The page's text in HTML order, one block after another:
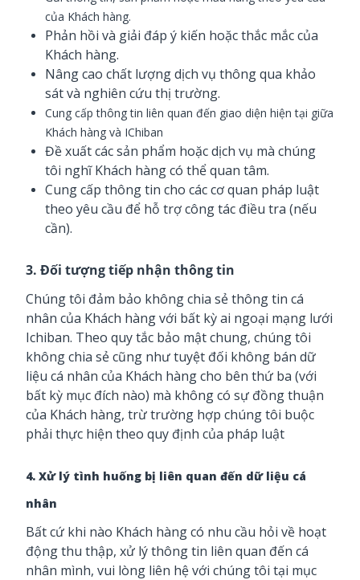
của Khách hàng.
Phản hồi và giải đáp ý kiến hoặc thắc mắc của
Khách hàng.
Nâng cao chất lượng dịch vụ thông qua khảo
sát và nghiên cứu thị trường.
Cung cấp thông tin liên quan đến giao diện hiện tại giữa
Khách hàng và IChiban
Đề xuất các sản phẩm hoặc dịch vụ mà chúng
tôi nghĩ Khách hàng có thể quan tâm.
Cung cấp thông tin cho các cơ quan pháp luật
theo yêu cầu để hỗ trợ công tác điều tra (nếu
cần).
3. Đối tượng tiếp nhận thông tin
Chúng tôi đảm bảo không chia sẻ thông tin cá
nhân của Khách hàng với bất kỳ ai ngoại mạng lưới
Ichiban. Theo quy tắc bảo mật chung, chúng tôi
không chia sẻ cũng như tuyệt đối không bán dữ
liệu cá nhân của Khách hàng cho bên thứ ba (với
bất kỳ mục đích nào) mà không có sự đồng thuận
của Khách hàng, trừ trường hợp chúng tôi buộc
phải thực hiện theo quy định của pháp luật
4. Xử lý tình huống bị liên quan đến dữ liệu cá
nhân
Bất cứ khi nào Khách hàng có nhu cầu hỏi về hoạt
động thu thập, xử lý thông tin liên quan đến cá
nhân mình, vui lòng liên hệ với chúng tôi tại mục